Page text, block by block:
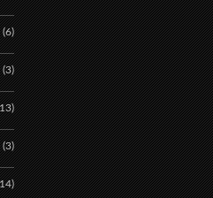
(6)
(3)
(3)